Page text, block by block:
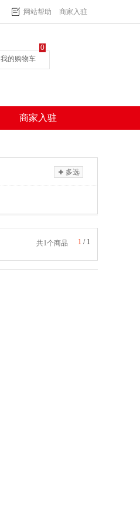
网站帮助 商家入驻
我的购物车
0
商家入驻
多选
共1个商品 1 / 1